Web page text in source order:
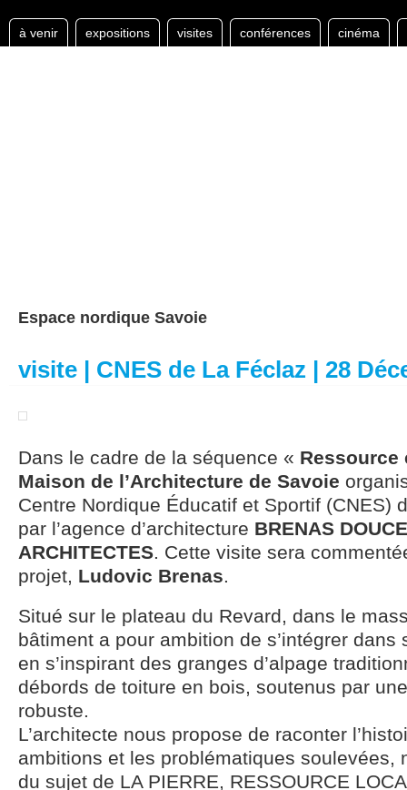
à venir expositions visites conférences cinéma
Espace nordique Savoie
visite | CNES de La Féclaz | 28
Dans le cadre de la séquence « Ressource
Maison de l’Architecture de Savoie
Centre Nordique Éducatif et Sportif (CNES)
par l’agence d’architecture BRENAS
ARCHITECTES. Cette visite sera
projet, Ludovic Brenas.
Situé sur le plateau du Revard, dans le
bâtiment a pour ambition de s’intégrer dans
en s’inspirant des granges d’alpage
débords de toiture en bois, soutenus par
robuste.
L’architecte nous propose de raconter
ambitions et les problématiques soulevées,
du sujet de LA PIERRE, RESSOURCE